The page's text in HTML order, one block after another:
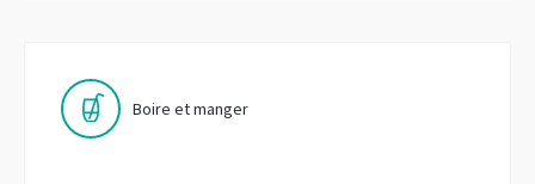
Boire et manger